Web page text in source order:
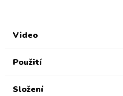
Video
Použití
Složení